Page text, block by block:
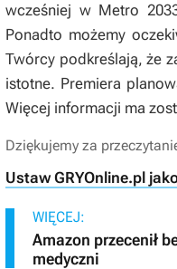
wcześniej w Metro
Ponadto możemy
Twórcy podkreślają, że
istotne. Premiera
Więcej informacji ma
Dziękujemy za
Ustaw GRYOnline.pl
WIĘCEJ:
Amazon przecenił
medyczni